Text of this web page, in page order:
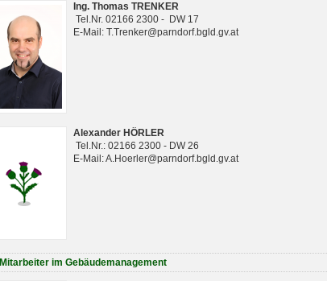
Ing. Thomas TRENKER
Tel.Nr. 02166 2300 - DW 17
E-Mail: T.Trenker@parndorf.bgld.gv.at
Alexander HÖRLER
Tel.Nr.: 02166 2300 - DW 26
E-Mail: A.Hoerler@parndorf.bgld.gv.at
Mitarbeiter im Gebäudemanagement